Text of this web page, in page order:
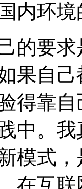
内环境
的要
果自
得靠
中。
模式